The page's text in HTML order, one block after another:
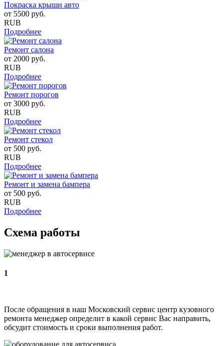
Покраска крыши авто
от 5500 руб.
RUB
Подробнее
Ремонт салона
от 2000 руб.
RUB
Подробнее
Ремонт порогов
от 3000 руб.
RUB
Подробнее
Ремонт стекол
от 500 руб.
RUB
Подробнее
Ремонт и замена бампера
от 500 руб.
RUB
Подробнее
Схема работы
1
После обращения в наш Московский сервис центр кузовного
ремонта менеджер определит в какой сервис Вас направить,
обсудит стоимость и сроки выполнения работ.